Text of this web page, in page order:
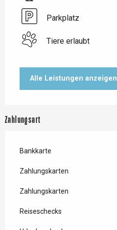
Parkplatz
Tiere erlaubt
Alle Leistungen anzeigen
Zahlungsart
Bankkarte
Zahlungskarten
Zahlungskarten
Reiseschecks